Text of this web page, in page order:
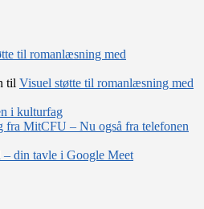
til romanlæsning med
til Visuel støtte til romanlæsning med
i kulturfag
fra MitCFU – Nu også fra telefonen
– din tavle i Google Meet